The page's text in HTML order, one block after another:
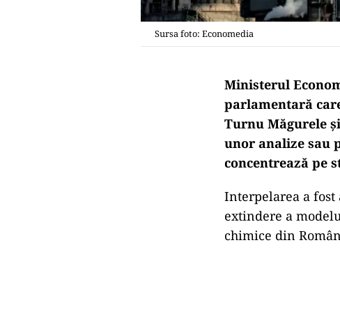
Sursa foto: Economedia
Ministerul
parlamentară
Turnu Măgurele
unor analize sau
concentrează pe
Interpelarea a
extindere a
chimice din